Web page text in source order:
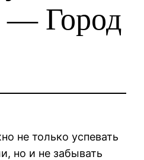
— Город
не только успевать
но и не забывать